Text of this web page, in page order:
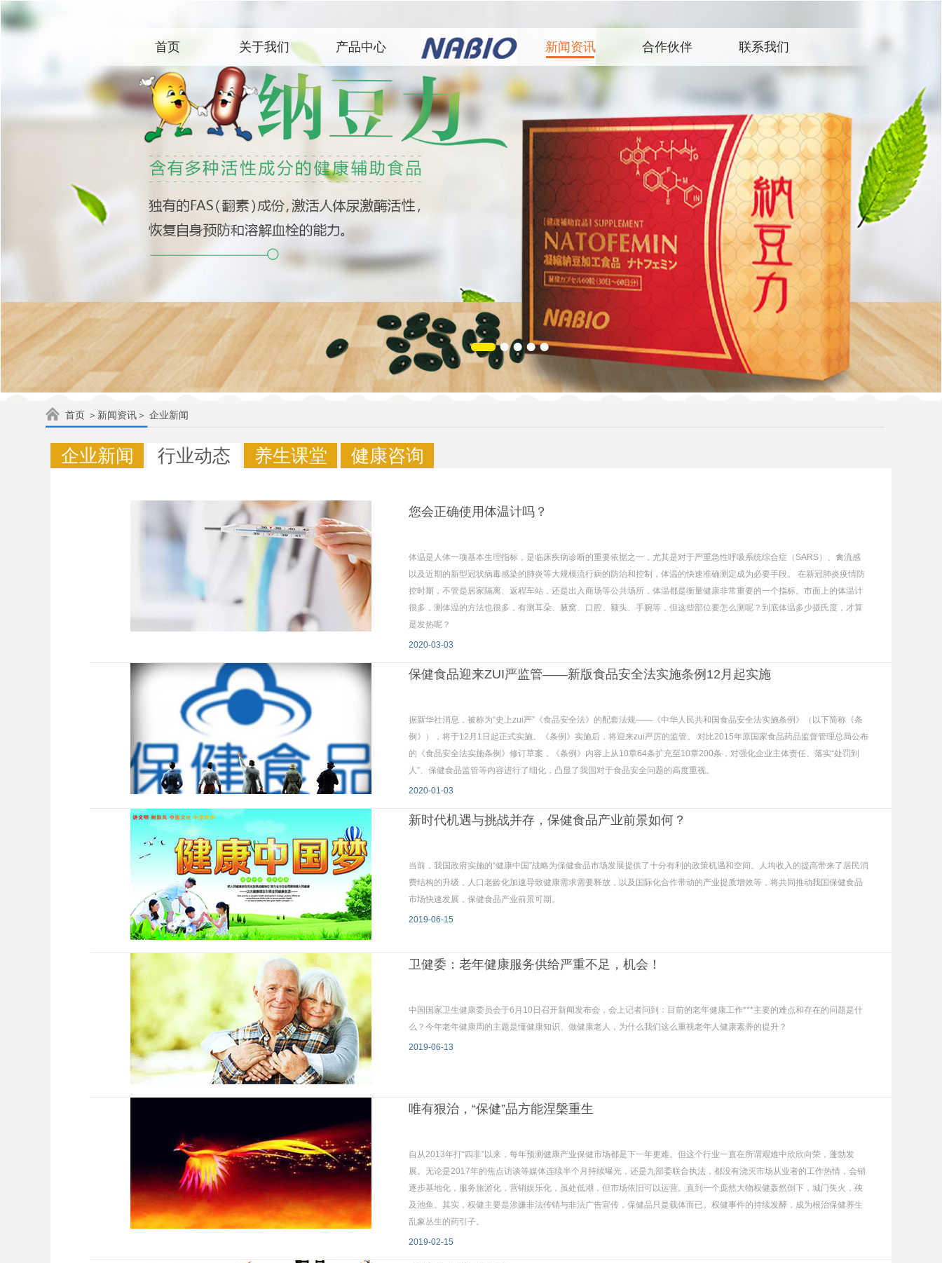
首页 关于我们 产品中心 新闻资讯 合作伙伴 联系我们
首页 ＞ 新闻资讯＞ 企业新闻
企业新闻 行业动态 养生课堂 健康咨询
您会正确使用体温计吗？
体温是人体一项基本生理指标，是临床疾病诊断的重要依据之一，尤其是对于严重急性呼吸系统综合症（SARS）、禽流感
以及近期的新型冠状病毒感染的肺炎等大规模流行病的防治和控制，体温的快速准确测定成为必要手段。 在新冠肺炎疫情防
控时期，不管是居家隔离、返程车站，还是出入商场等公共场所，体温都是衡量健康非常重要的一个指标。市面上的体温计
很多，测体温的方法也很多，有测耳朵、腋窝、口腔、额头、手腕等，但这些部位要怎么测呢？到底体温多少摄氏度，才算
是发热呢？
2020-03-03
保健食品迎来ZUI严监管——新版食品安全法实施条例12月起实施
据新华社消息，被称为“史上zui严”《食品安全法》的配套法规——《中华人民共和国食品安全法实施条例》（以下简称《条
例》），将于12月1日起正式实施。《条例》实施后，将迎来zui严厉的监管。 对比2015年原国家食品药品监督管理总局公布
的《食品安全法实施条例》修订草案，《条例》内容上从10章64条扩充至10章200条，对强化企业主体责任、落实“处罚到
人”、保健食品监管等内容进行了细化，凸显了我国对于食品安全问题的高度重视。
2020-01-03
新时代机遇与挑战并存，保健食品产业前景如何？
当前，我国政府实施的“健康中国”战略为保健食品市场发展提供了十分有利的政策机遇和空间。人均收入的提高带来了居民消
费结构的升级，人口老龄化加速导致健康需求需要释放，以及国际化合作带动的产业提质增效等，将共同推动我国保健食品
市场快速发展，保健食品产业前景可期。
2019-06-15
卫健委：老年健康服务供给严重不足，机会！
中国国家卫生健康委员会于6月10日召开新闻发布会，会上记者问到：目前的老年健康工作***主要的难点和存在的问题是什
么？今年老年健康周的主题是懂健康知识、做健康老人，为什么我们这么重视老年人健康素养的提升？
2019-06-13
唯有狠治，“保健”品方能涅槃重生
自从2013年打“四非”以来，每年预测健康产业保健市场都是下一年更难。但这个行业一直在所谓艰难中欣欣向荣，蓬勃发
展。无论是2017年的焦点访谈等媒体连续半个月持续曝光，还是九部委联合执法，都没有浇灭市场从业者的工作热情，会销
逐步基地化，服务旅游化，营销娱乐化，虽处低潮，但市场依旧可以运营。直到一个庞然大物权健轰然倒下，城门失火，殃
及池鱼。其实，权健主要是涉嫌非法传销与非法广告宣传，保健品只是载体而已。权健事件的持续发酵，成为根治保健养生
乱象丛生的药引子。
2019-02-15